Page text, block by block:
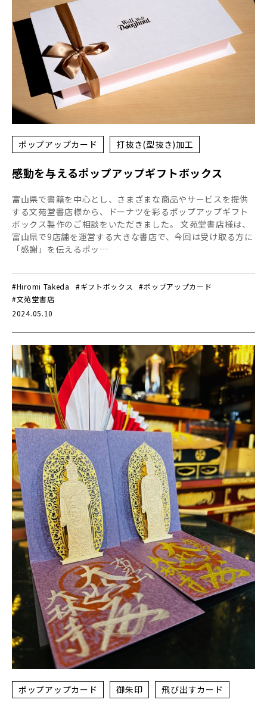
ポップアップカード 打抜き(型抜き)加工
感動を与えるポップアップギフトボックス
富山県で書籍を中心とし、さまざまな商品やサービスを提供
する文苑堂書店様から、ドーナツを彩るポップアップギフト
ボックス製作のご相談をいただきました。 文苑堂書店様は、
富山県で9店舗を運営する大きな書店で、今回は受け取る方に
「感謝」を伝えるポッ…
#Hiromi Takeda #ギフトボックス
#ポップアップカード
#文苑堂書店
2024.05.10
ポップアップカード 御朱印 飛び出すカード